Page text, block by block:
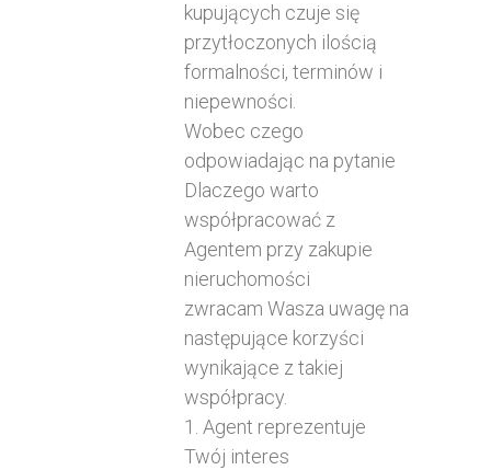
kupujących czuje się
przytłoczonych ilością
formalności, terminów i
niepewności.
Wobec czego
odpowiadając na pytanie
Dlaczego warto
współpracować z
Agentem przy zakupie
nieruchomości
zwracam Wasza uwagę na
następujące korzyści
wynikające z takiej
współpracy.
1. Agent reprezentuje
Twój interes